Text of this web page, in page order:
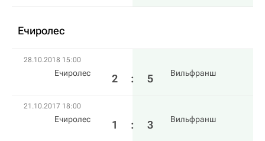
Ечиролес
28.10.2018 15:00
Ечиролес 2 : 5 Вильфранш
21.10.2017 18:00
Ечиролес 1 : 3 Вильфранш